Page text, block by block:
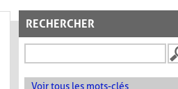
RECHERCHER
Voir tous les mots-clés